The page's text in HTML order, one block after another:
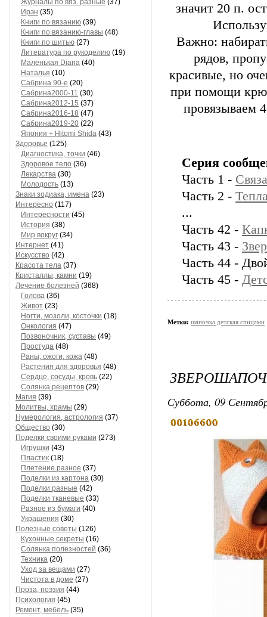
Журналы по вяз. разные (37)
Ирэн (35)
Книги по вязанию (39)
Книги по вязанию-главы (48)
Книги по шитью (27)
Литература по рукоделию (19)
Маленькая Diana (40)
Наталья (10)
Сaбринa 90-е (20)
Сaбринa2000-11 (30)
Сaбринa2012-15 (37)
Сaбринa2016-18 (47)
Сaбринa2019-20 (22)
Япония + Hitomi Shida (43)
Здоровье (125)
Диагностика, точки (46)
Здоровое тело (36)
Лекарства (30)
Молодость (13)
Знаки зодиака, имена (23)
Интересно (117)
Интересности (45)
История (38)
Мир вокруг (34)
Интернет (41)
Искусство (42)
Красота тела (37)
Кристаллы, камни (19)
Лечение болезней (368)
Голова (36)
Живот (23)
Ногти, мозоли, косточки (18)
Онкология (47)
Позвоночник, суставы (49)
Простуда (48)
Раны, ожоги, кожа (48)
Растения для здоровья (48)
Сердце, сосуды, кровь (22)
Солянка рецептов (29)
Магия (39)
Молитвы, храмы (29)
Нумерология, астрология (37)
Общество (30)
Поделки своими руками (273)
Игрушки (43)
Пластик (18)
Плетение разное (37)
Поделки из картона (30)
Поделки разные (42)
Поделки тканевые (33)
Разное из бумаги (40)
Украшения (30)
Полезные советы (126)
Кухонные секреты (16)
Солянка полезностей (36)
Техника (20)
Уход за вещами (27)
Чистота в доме (27)
Проза, поэзия (44)
Психология (45)
Ремонт, мебель (35)
значит 20 п.
Важно:
рядов,
красивые, но
при помощи
провязываем
Серия
Часть 1 -
Часть 2 -
...
Часть 42 -
Часть 43 -
Часть 44 -
Часть 45 -
Метки: шапочка детская спицами
Суббота, 09